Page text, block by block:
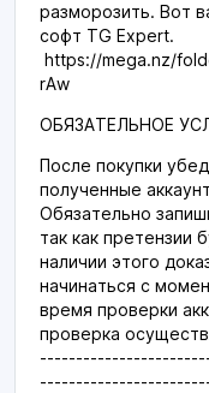
разморозить. Вот
софт TG Expert.
https://mega.nz/
rAw
ОБЯЗАТЕЛЬНОЕ
После покупки
полученные
Обязательно
так как претензии
наличии этого
начинаться с
время проверки
проверка